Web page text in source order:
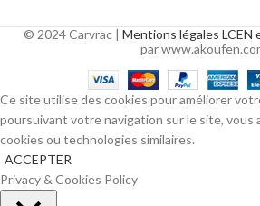
© 2024 Carvrac | Mentions légales LCEN
par
Ce site utilise des cookies pour améliorer
poursuivant votre navigation sur le site, vous
cookies ou technologies similaires.
ACCEPTER
Privacy & Cookies Policy